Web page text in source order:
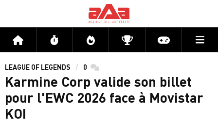
Accueil Flux Directs CompétitionsActu jeux
LEAGUE OF LEGENDS 0 commentaires
Karmine Corp valide son billet
pour l'EWC 2026 face à Movistar
KOI